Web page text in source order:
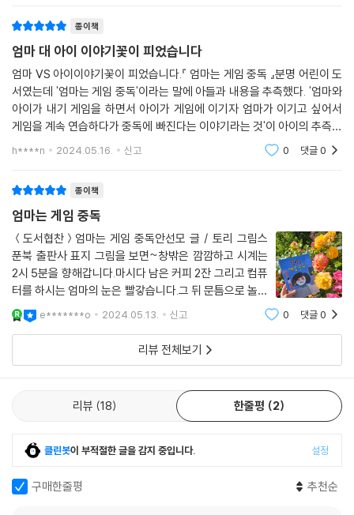
종이책
엄마 대 아이 이야기꽃이 피었습니다
엄마 VS 아이이야기꽃이 피었습니다.『 엄마는 게임 중독 』분명 어린이 도
서였는데 '엄마는 게임 중독'이라는 말에 아들과 내용을 추측했다. '엄마와
아이가 내기 게임을 하면서 아이가 게임에 이기자 엄마가 이기고 싶어서
게임을 계속 연습하다가 중독에 빠진다는 이야기라는 것'이 아이의 추측이
었다. "오~ 그럴듯한데 좀 밋밋한 것 같아. 반전은 없을까? 조금 더 생각해
h****n 2024.05.16. 신고 0 댓글0
종이책
엄마는 게임 중독
＜도서협찬＞엄마는 게임 중독안선모 글 / 토리 그림스
푼북 출판사 표지 그림을 보면~창밖은 깜깜하고 시계는
2시 5분을 향해갑니다.마시다 남은 커피 2잔 그리고 컴퓨
터를 하시는 엄마의 눈은 빨갛습니다.그 뒤 문틈으로 놀란
얼굴로 엄마를 보고 있는 아이표지 만으로도 책이 궁금해
지는데요.엄마는 정말 게임 중독일까요? 주인공 찬수네
반에서 유행하는 게임은 왕 게임입니다.자신이
e*******o 2024.05.13. 신고 0 댓글0
리뷰 전체보기
리뷰 18 한줄평 2
클린봇이 부적절한 글을 감지 중입니다. 설정
구매한줄평 추천순